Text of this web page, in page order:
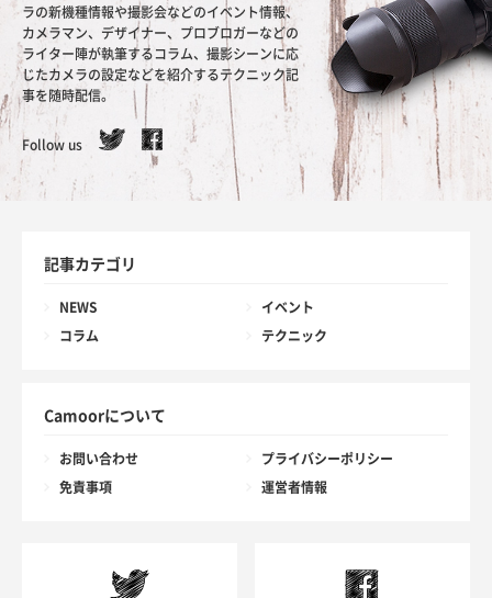
ラの新機種情報や撮影会などのイベント情報、
カメラマン、デザイナー、プロブロガーなどの
ライター陣が執筆するコラム、撮影シーンに応
じたカメラの設定などを紹介するテクニック記
事を随時配信。
Follow us
記事カテゴリ
NEWS イベント
コラム テクニック
Camoorについて
お問い合わせ プライバシーポリシー
免責事項 運営者情報